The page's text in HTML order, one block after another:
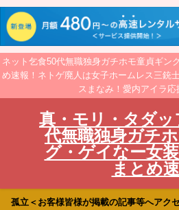
ネット乞食50代無職独身ガチホモ童貞ギン
め速報！ネトゲ廃人は女子ホームレス三銃
スまなみ！愛内アイラ応
真・モリ・タダッ
代無職独身ガチ
グ・ゲイなー女
まとめ
孤立＜お客様皆様が掲載の記事等へアク